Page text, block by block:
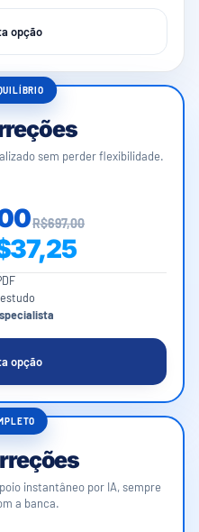
opção
sem perder flexibilidade.
R$697,00
opção
instantâneo por IA, sempre
a banca.